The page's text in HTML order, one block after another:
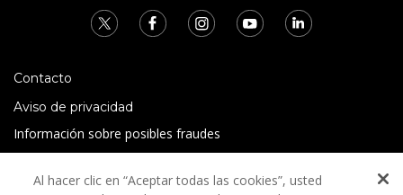
Contacto
Aviso de privacidad
Información sobre posibles fraudes
Términos y condiciones
Al hacer clic en “Aceptar todas las cookies”, usted